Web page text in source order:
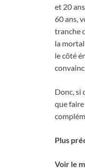
et 20
60 ans,
tranche
la
le côté
Donc, si
que
Plus
Voir le